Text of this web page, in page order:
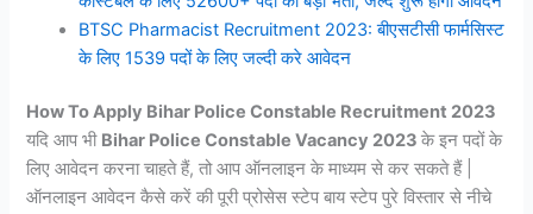
BTSC Pharmacist Recruitment 2023: बीएसटीसी फार्मसिस्ट
के लिए 1539 पदों के लिए जल्दी करे आवेदन
How To Apply Bihar Police Constable Recruitment 2023
यदि आप भी Bihar Police Constable Vacancy 2023के इन पदों के
लिए आवेदन करना चाहते हैं, तो आप ऑनलाइन के माध्यम से कर सकते हैं |
ऑनलाइन आवेदन कैसे करें की पूरी प्रोसेस स्टेप बाय स्टेप पुरे विस्तार से नीचे